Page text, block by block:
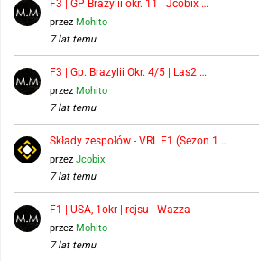
F3 | GP Brazylii okr. 11 | Jcobix …
przez Mohito
7 lat temu
F3 | Gp. Brazylii Okr. 4/5 | Las2 …
przez Mohito
7 lat temu
Składy zespołów - VRL F1 (Sezon 1 …
przez Jcobix
7 lat temu
F1 | USA, 1okr | rejsu | Wazza
przez Mohito
7 lat temu